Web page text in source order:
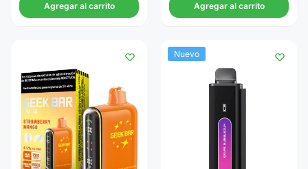
Agregar al carrito Agregar al carrito
Nuevo